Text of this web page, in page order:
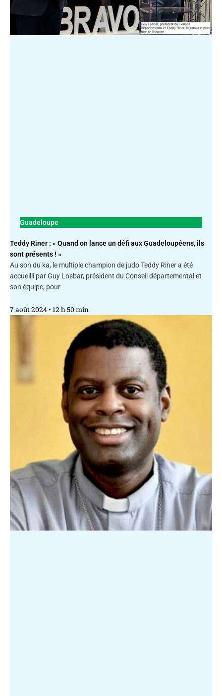
Guadeloupe
Teddy Riner : « Quand on lance un défi aux Guadeloupéens, ils
sont présents ! »
Au son du ka, le multiple champion de judo Teddy Riner a été
accueilli par Guy Losbar, président du Conseil départemental et
son équipe, pour
7 août 2024 12 h 50 min